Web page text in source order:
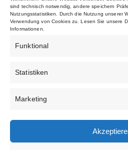
sind technisch notwendig, andere speichern
Nutzungsstatistiken. Durch die Nutzung unserer
Verwendung von Cookies zu. Lesen Sie unsere
Informationen.
Funktional
Statistiken
Marketing
Cookie Policy (EU)